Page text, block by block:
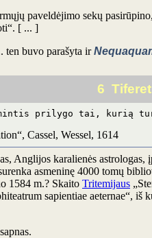
paveldėjimo sekų
[ ... ]
ten buvo parašyta ir
6
prilygo tai, kurią
Cassel, Wessel, 1614
Anglijos karalienės astrologas,
asmeninę 4000 tomų
1584 m.? Skaito Tritemijaus
sapientiae aeternae“,